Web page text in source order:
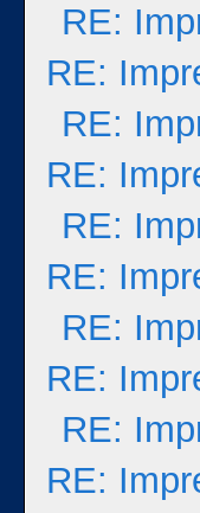
RE:
RE:
RE:
RE:
RE:
RE:
RE:
RE:
RE:
RE: